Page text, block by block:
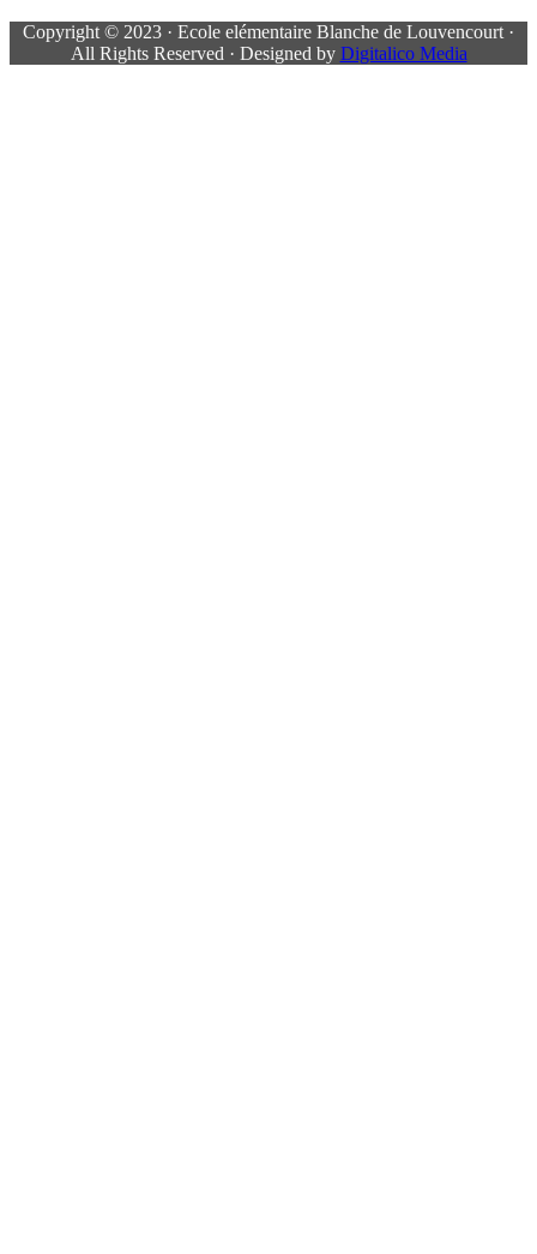
Copyright © 2023 · Ecole elémentaire Blanche de Louvencourt ·
All Rights Reserved · Designed by Digitalico Media